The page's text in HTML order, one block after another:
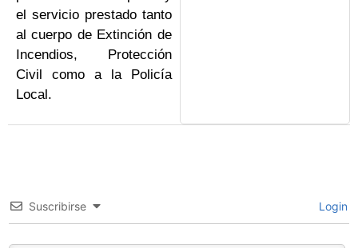
el servicio prestado tanto
al cuerpo de Extinción de
Incendios, Protección
Civil como a la Policía
Local.
Suscribirse Login